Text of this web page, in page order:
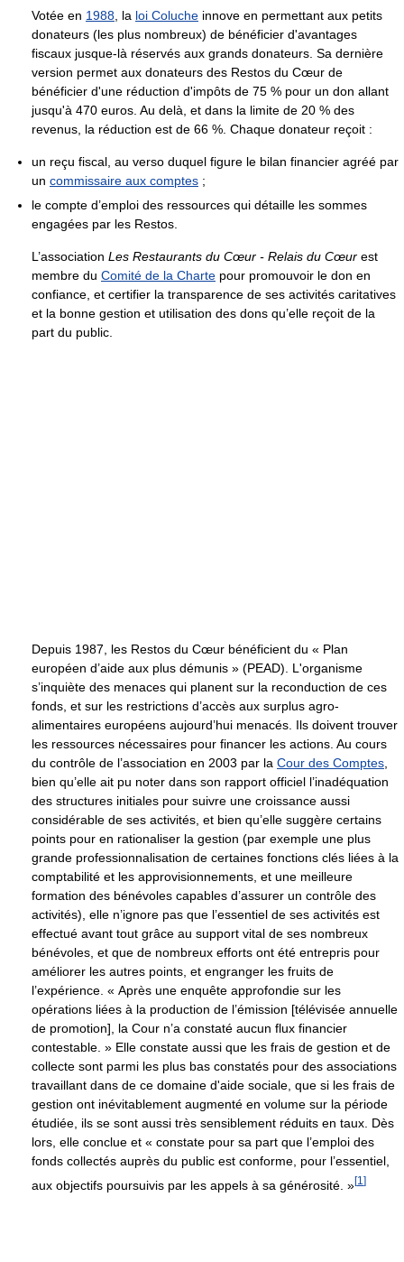
Votée en 1988 , la loi Coluche innove en permettant aux petits
donateurs (les plus nombreux) de bénéficier d'avantages
fiscaux jusque-là réservés aux grands donateurs. Sa dernière
version permet aux donateurs des Restos du Cœur de
bénéficier d'une réduction d'impôts de 75 % pour un don allant
jusqu'à 470 euros. Au delà, et dans la limite de 20 % des
revenus, la réduction est de 66 %. Chaque donateur reçoit :
un reçu fiscal, au verso duquel figure le bilan financier agréé par
un commissaire aux comptes ;
le compte d’emploi des ressources qui détaille les sommes
engagées par les Restos.
L’association Les Restaurants du Cœur - Relais du Cœur est
membre du Comité de la Charte pour promouvoir le don en
confiance, et certifier la transparence de ses activités caritatives
et la bonne gestion et utilisation des dons qu’elle reçoit de la
part du public.
Depuis 1987, les Restos du Cœur bénéficient du « Plan
européen d’aide aux plus démunis » (PEAD). L'organisme
s’inquiète des menaces qui planent sur la reconduction de ces
fonds, et sur les restrictions d’accès aux surplus agro-
alimentaires européens aujourd’hui menacés. Ils doivent trouver
les ressources nécessaires pour financer les actions. Au cours
du contrôle de l’association en 2003 par la Cour des Comptes
bien qu’elle ait pu noter dans son rapport officiel l’inadéquation
des structures initiales pour suivre une croissance aussi
considérable de ses activités, et bien qu’elle suggère certains
points pour en rationaliser la gestion (par exemple une plus
grande professionnalisation de certaines fonctions clés liées à la
comptabilité et les approvisionnements, et une meilleure
formation des bénévoles capables d’assurer un contrôle des
activités), elle n’ignore pas que l’essentiel de ses activités est
effectué avant tout grâce au support vital de ses nombreux
bénévoles, et que de nombreux efforts ont été entrepris pour
améliorer les autres points, et engranger les fruits de
l’expérience. « Après une enquête approfondie sur les
opérations liées à la production de l’émission [télévisée annuelle
de promotion], la Cour n’a constaté aucun flux financier
contestable. » Elle constate aussi que les frais de gestion et de
collecte sont parmi les plus bas constatés pour des associations
travaillant dans de ce domaine d'aide sociale, que si les frais de
gestion ont inévitablement augmenté en volume sur la période
étudiée, ils se sont aussi très sensiblement réduits en taux. Dès
lors, elle conclue et « constate pour sa part que l’emploi des
fonds collectés auprès du public est conforme, pour l’essentiel,
aux objectifs poursuivis par les appels à sa générosité. »[1 ]